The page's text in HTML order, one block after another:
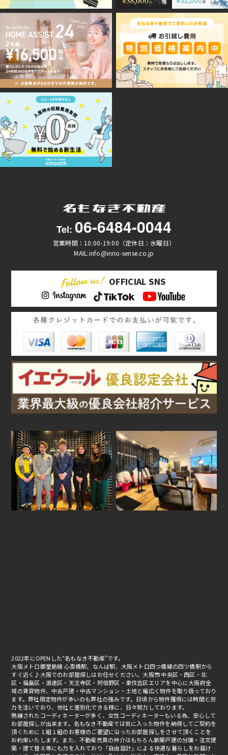
Tel: 06-6484-0044
営業時間：10:00-19:00（定休日：水曜日）
MAIL:info@inno-sense.co.jp
OFFICIAL SNS
2022年にOPENした“名もなき不動産”です。
大阪メトロ御堂筋線 心斎橋駅、なんば駅、大阪メトロ四つ橋線の四ツ橋駅から
すぐ近く♪大阪でのお部屋探しはお任せください。大阪市 中央区・西区・北
区・福島区・浪速区・天王寺区・阿倍野区・東住吉区エリアを中心に大阪府全
域の賃貸物件、中古戸建・中古マンション・土地と幅広く物件を取り扱っており
ます。弊社限定物件が多いのも弊社の強みです。日頃から物件獲得には時間と労
力を注いでおり、他社と差別化できる様に、日々努力しております。
熟練されたコーディネーターが多く、女性コーディネーターもいる為、安心して
お部屋探しが出来ます。名もなき不動産では気に入った物件を納得してご契約を
頂くために１組１組のお客様のご要望に沿ったお部屋探しをさせて頂くことを
お約束いたします。また、不動産売買の仲介はもちろん新築戸建の分譲・注文建
築・建て替え等にも力を入れており「自由設計」による快適な暮らしをお届け